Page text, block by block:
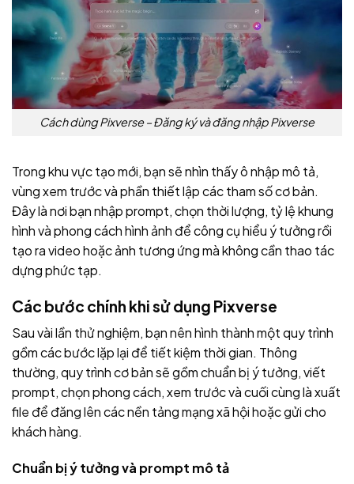
Cách dùng Pixverse – Đăng ký và đăng nhập Pixverse
Trong khu vực tạo mới, bạn sẽ nhìn thấy ô nhập mô tả,
vùng xem trước và phần thiết lập các tham số cơ bản.
Đây là nơi bạn nhập prompt, chọn thời lượng, tỷ lệ khung
hình và phong cách hình ảnh để công cụ hiểu ý tưởng rồi
tạo ra video hoặc ảnh tương ứng mà không cần thao tác
dựng phức tạp.
Các bước chính khi sử dụng Pixverse
Sau vài lần thử nghiệm, bạn nên hình thành một quy trình
gồm các bước lặp lại để tiết kiệm thời gian. Thông
thường, quy trình cơ bản sẽ gồm chuẩn bị ý tưởng, viết
prompt, chọn phong cách, xem trước và cuối cùng là xuất
file để đăng lên các nền tảng mạng xã hội hoặc gửi cho
khách hàng.
Chuẩn bị ý tưởng và prompt mô tả